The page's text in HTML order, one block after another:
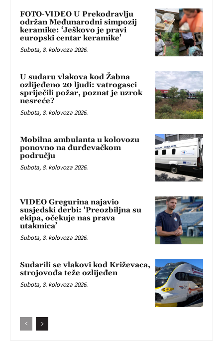
FOTO-VIDEO U Prekodravlju
održan Međunarodni simpozij
keramike: ‘Ješkovo je pravi
europski centar keramike’
Subota, 8. kolovoza 2026.
U sudaru vlakova kod Žabna
ozlijeđeno 20 ljudi: vatrogasci
spriječili požar, poznat je uzrok
nesreće?
Subota, 8. kolovoza 2026.
Mobilna ambulanta u kolovozu
ponovno na đurđevačkom
području
Subota, 8. kolovoza 2026.
VIDEO Gregurina najavio
susjedski derbi: ‘Preozbiljna su
ekipa, očekuje nas prava
utakmica’
Subota, 8. kolovoza 2026.
Sudarili se vlakovi kod Križevaca,
strojovođa teže ozlijeđen
Subota, 8. kolovoza 2026.